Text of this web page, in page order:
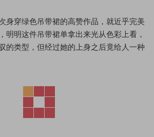
身穿绿色吊带裙的高赞作品，就近乎完美
明明这件吊带裙单拿出来光从色彩上看，
的类型，但经过她的上身之后竟给人一种